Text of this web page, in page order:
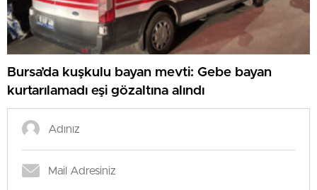
Bursa’da kuşkulu bayan mevti: Gebe bayan
kurtarılamadı eşi gözaltına alındı